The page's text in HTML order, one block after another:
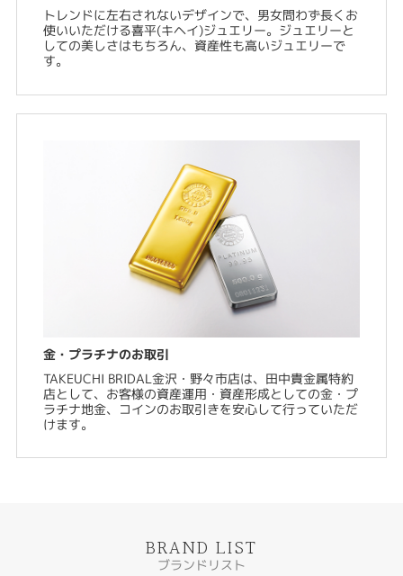
トレンドに左右されないデザインで、男女問わず長くお
使いいただける喜平(キヘイ)ジュエリー。ジュエリーと
しての美しさはもちろん、資産性も高いジュエリーで
す。
金・プラチナのお取引
TAKEUCHI BRIDAL金沢・野々市店は、田中貴金属特約
店として、お客様の資産運用・資産形成としての金・プ
ラチナ地金、コインのお取引きを安心して行っていただ
けます。
BRAND LIST
ブランドリスト